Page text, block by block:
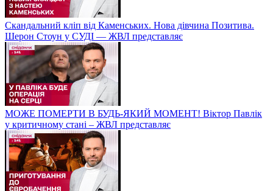
Скандальний кліп від Каменських. Нова дівчина Позитива.
Шерон Стоун у СУДІ — ЖВЛ представляє
МОЖЕ ПОМЕРТИ В БУДЬ-ЯКИЙ МОМЕНТ! Віктор Павлік
у критичному стані – ЖВЛ представляє